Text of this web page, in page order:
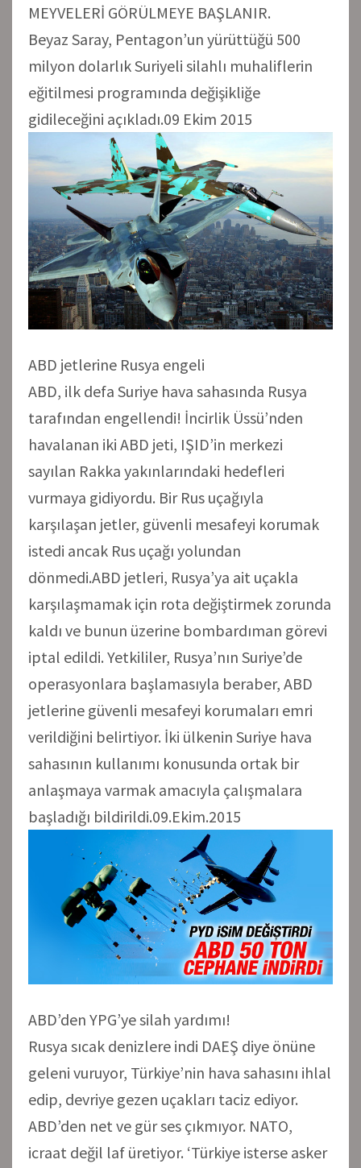
MEYVELERİ GÖRÜLMEYE BAŞLANIR.
Beyaz Saray, Pentagon’un yürüttüğü 500
milyon dolarlık Suriyeli silahlı muhaliflerin
eğitilmesi programında değişikliğe
gidileceğini açıkladı.09 Ekim 2015
ABD jetlerine Rusya engeli
ABD, ilk defa Suriye hava sahasında Rusya
tarafından engellendi! İncirlik Üssü’nden
havalanan iki ABD jeti, IŞID’in merkezi
sayılan Rakka yakınlarındaki hedefleri
vurmaya gidiyordu. Bir Rus uçağıyla
karşılaşan jetler, güvenli mesafeyi korumak
istedi ancak Rus uçağı yolundan
dönmedi.ABD jetleri, Rusya’ya ait uçakla
karşılaşmamak için rota değiştirmek zorunda
kaldı ve bunun üzerine bombardıman görevi
iptal edildi. Yetkililer, Rusya’nın Suriye’de
operasyonlara başlamasıyla beraber, ABD
jetlerine güvenli mesafeyi korumaları emri
verildiğini belirtiyor. İki ülkenin Suriye hava
sahasının kullanımı konusunda ortak bir
anlaşmaya varmak amacıyla çalışmalara
başladığı bildirildi.09.Ekim.2015
ABD’den YPG’ye silah yardımı!
Rusya sıcak denizlere indi DAEŞ diye önüne
geleni vuruyor, Türkiye’nin hava sahasını ihlal
edip, devriye gezen uçakları taciz ediyor.
ABD’den net ve gür ses çıkmıyor. NATO,
icraat değil laf üretiyor. ‘Türkiye isterse asker